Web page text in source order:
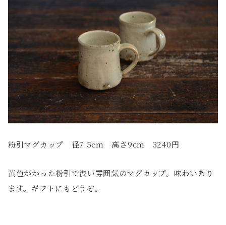
粉引マグカップ 径7.5cm 高さ9cm 3240円
黄色がかった粉引で渋い雰囲気のマグカップ。味わいあり
ます。ギフトにもどうぞ。